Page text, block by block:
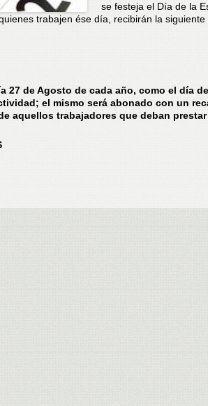
se festeja el Día de la
trabajen ése día, recibirán la siguiente
27 de Agosto de cada año, como el día
el mismo será abonado con un
aquellos trabajadores que deban